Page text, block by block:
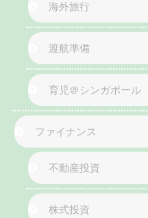
海外旅行
渡航準備
育児＠シンガポール
ファイナンス
不動産投資
株式投資